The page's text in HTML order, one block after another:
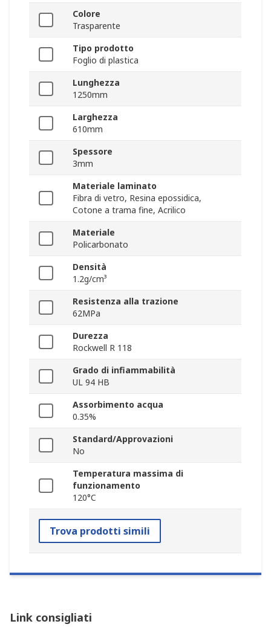
Colore
Trasparente
Tipo prodotto
Foglio di plastica
Lunghezza
1250mm
Larghezza
610mm
Spessore
3mm
Materiale laminato
Fibra di vetro, Resina epossidica,
Cotone a trama fine, Acrilico
Materiale
Policarbonato
Densità
1.2g/cm³
Resistenza alla trazione
62MPa
Durezza
Rockwell R 118
Grado di infiammabilità
UL 94 HB
Assorbimento acqua
0.35%
Standard/Approvazioni
No
Temperatura massima di
funzionamento
120°C
Trova prodotti simili
Link consigliati